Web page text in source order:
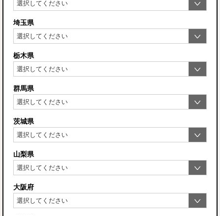
埼玉県
栃木県
群馬県
茨城県
山梨県
大阪府